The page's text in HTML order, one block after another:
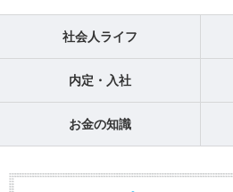
社会人ライフ
内定・入社
お金の知識